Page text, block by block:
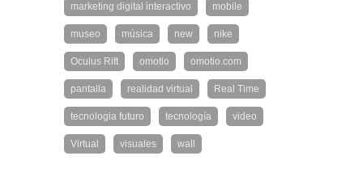
marketing digital interactivo mobile
museo música new nike
Oculus Rift omotio omotio.com
pantalla realidad virtual Real Time
tecnologia futuro tecnología video
Virtual visuales wall